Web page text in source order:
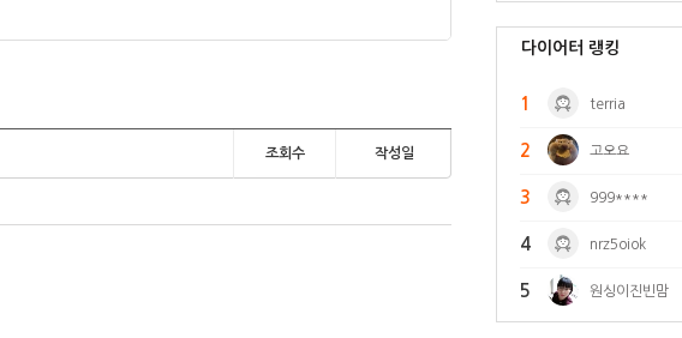
조회수 작성일
다이어터 랭킹
1 terria
2 고오요
3 999****
4 nrz5oiok
5 원싱이진빈맘